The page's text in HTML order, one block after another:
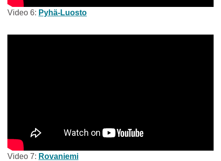
Video 6: Pyhä-Luosto
Video 7: Rovaniemi